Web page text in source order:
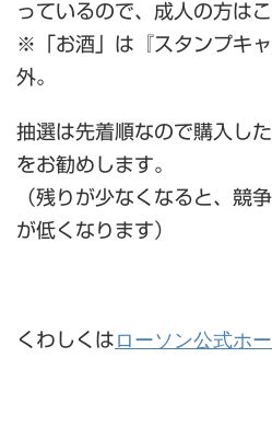
っているので、成人の方は
※「お酒」は『スタンプキ
外。
抽選は先着順なので購入し
をお勧めします。
（残りが少なくなると、競
が低くなります）
くわしくは ローソン公式ホ